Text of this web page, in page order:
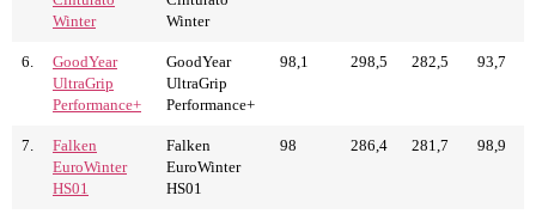
Winter
Winter
6.
GoodYear
UltraGrip
Performance+
GoodYear
UltraGrip
Performance+
98,1 298,5 282,5 93,7
7.
Falken
EuroWinter
HS01
Falken
EuroWinter
HS01
98 286,4 281,7 98,9